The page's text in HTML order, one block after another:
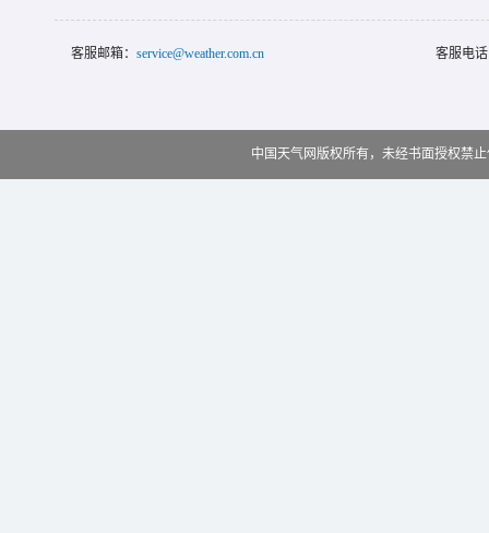
客服邮箱： service@weather.com.cn 客服电
中国天气网版权所有，未经书面授权